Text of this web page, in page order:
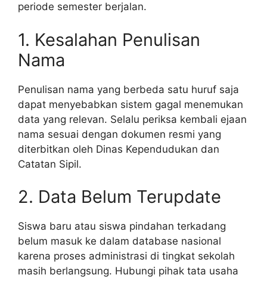
periode semester berjalan.
1. Kesalahan Penulisan
Nama
Penulisan nama yang berbeda satu huruf saja
dapat menyebabkan sistem gagal menemukan
data yang relevan. Selalu periksa kembali ejaan
nama sesuai dengan dokumen resmi yang
diterbitkan oleh Dinas Kependudukan dan
Catatan Sipil.
2. Data Belum Terupdate
Siswa baru atau siswa pindahan terkadang
belum masuk ke dalam database nasional
karena proses administrasi di tingkat sekolah
masih berlangsung. Hubungi pihak tata usaha